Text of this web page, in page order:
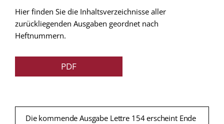
Hier finden Sie die Inhaltsverzeichnisse aller
zurückliegenden Ausgaben geordnet nach
Heftnummern.
PDF
Die kommende Ausgabe Lettre 154 erscheint Ende